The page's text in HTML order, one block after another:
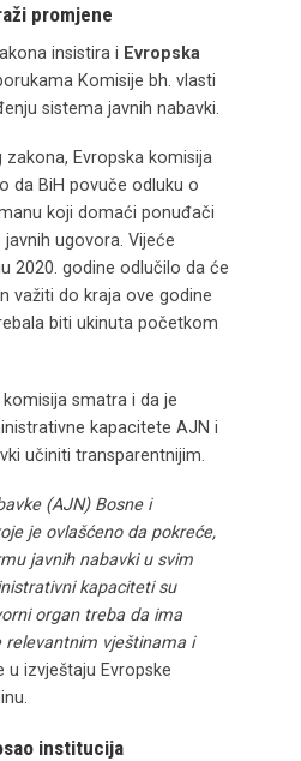
promjene
insistira i Evropska
Komisije bh. vlasti
sistema javnih nabavki.
Evropska komisija
da BiH povuče odluku o
koji domaći ponuđači
ugovora. Vijeće
2020. godine odlučilo da će
važiti do kraja ove godine
biti ukinuta početkom
smatra i da je
kapacitete AJN i
učiniti transparentnijim.
(AJN) Bosne i
je ovlašćeno da pokreće,
javnih nabavki u svim
kapaciteti su
organ treba da ima
relevantnim vještinama i
u izvještaju Evropske
institucija